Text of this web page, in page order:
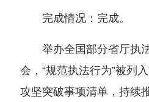
完成情况：完成。
举办全国部分省厅执法
会，“规范执法行为”被列
攻坚突破事项清单，持续